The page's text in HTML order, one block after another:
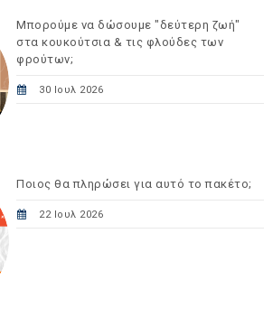
Μπορούμε να δώσουμε "δεύτερη ζωή"
στα κουκούτσια & τις φλούδες των
φρούτων;
30 Ιουλ 2026
Ποιος θα πληρώσει για αυτό το πακέτο;
22 Ιουλ 2026